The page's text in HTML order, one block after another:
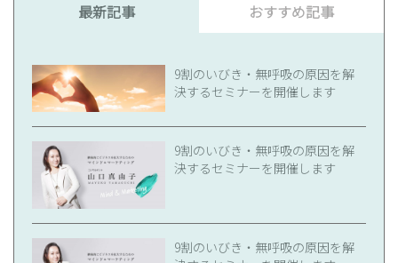
最新記事 おすすめ記事
9割のいびき・無呼吸の原因を解
決するセミナーを開催します
9割のいびき・無呼吸の原因を解
決するセミナーを開催します
9割のいびき・無呼吸の原因を解